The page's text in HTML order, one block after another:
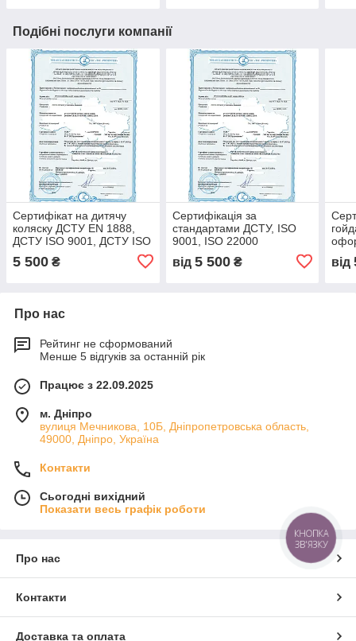
Подібні послуги компанії
Сертифікат на дитячу
коляску ДСТУ EN 1888,
ДСТУ ISO 9001, ДСТУ ISO
супровід під ключ, 2 в 1
5 500 ₴
Сертифікація за
стандартами ДСТУ, ISO
9001, ISO 22000
контейнерів для продуктів,
оформлення та супровід
від 5 500₴
EN
від
Про нас
Рейтинг не сформований
Менше 5 відгуків за останній рік
Працює з 22.09.2025
м. Дніпро
вулиця Мечникова, 10Б, Дніпропетровська область,
49000, Дніпро, Україна
Контакти
Сьогодні вихідний
Показати весь графік роботи
Про нас
Контакти
Доставка та оплата
КНОПКА
ЗВ'ЯЗКУ